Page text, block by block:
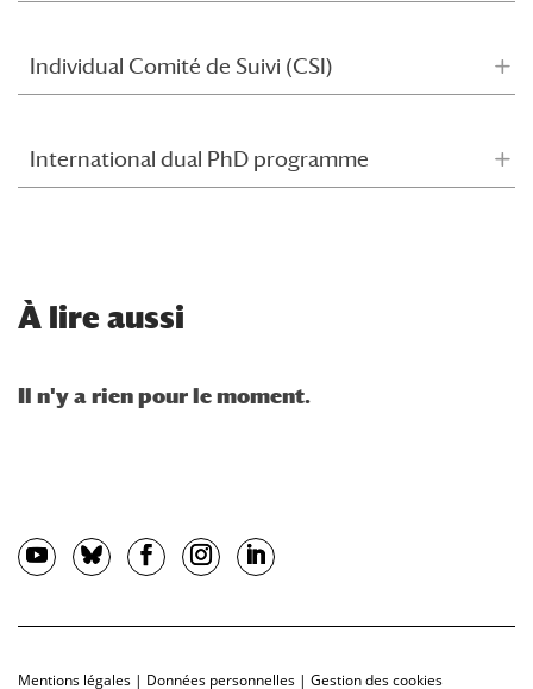
Individual Comité de Suivi (CSI)
International dual PhD programme
À lire aussi
Mentions légales | Données personnelles | Gestion des cookies